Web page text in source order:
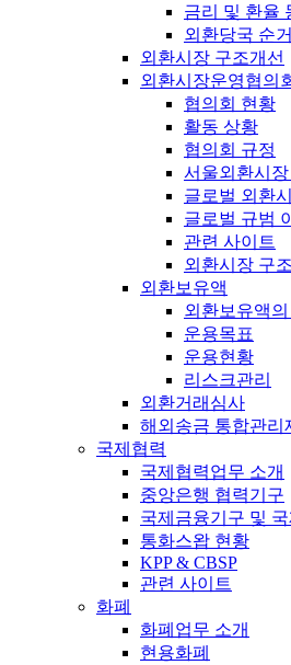
금리 및 환율
외환당국 순
외환시장 구조개선
외환시장운영협의
협의회 현황
활동 상황
협의회 규정
서울외환시
글로벌 외환
글로벌 규범
관련 사이트
외환시장 구
외환보유액
외환보유액의
운용목표
운용현황
리스크관리
외환거래심사
해외송금 통합관리
국제협력
국제협력업무 소개
중앙은행 협력기구
국제금융기구 및 국
통화스왑 현황
KPP & CBSP
관련 사이트
화폐
화폐업무 소개
현용화폐